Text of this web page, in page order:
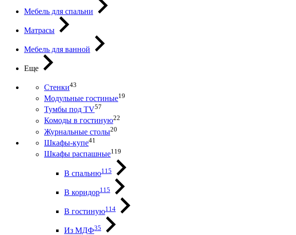
Мебель для спальни
Матрасы
Мебель для ванной
Еще
Стенки43
Модульные гостиные19
Тумбы под ТV57
Комоды в гостиную22
Журнальные столы20
Шкафы-купе41
Шкафы распашные119
В спальню115
В коридор115
В гостиную114
Из МДФ35